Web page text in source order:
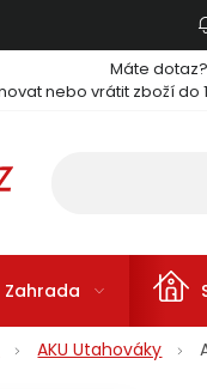
Máte dotaz?
nebo vrátit zboží do
Zahrada
AKU Utahováky